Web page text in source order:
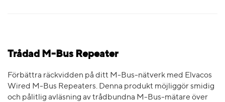
Trådad M-Bus Repeater
Förbättra räckvidden på ditt M-Bus-nätverk med Elvacos
Wired M-Bus Repeaters. Denna produkt möjliggör smidig
och pålitlig avläsning av trådbundna M-Bus-mätare över